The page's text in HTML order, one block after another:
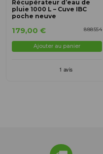
Récupérateur d’eau de
pluie 1000 L – Cuve IBC
poche neuve
888554
179,00 €
Ajouter au panier